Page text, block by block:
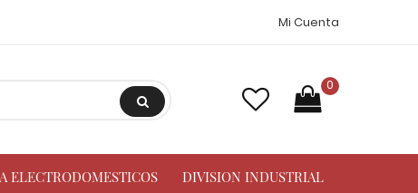
Mi Cuenta
0
ELECTRODOMESTICOS DIVISION INDUSTRIAL